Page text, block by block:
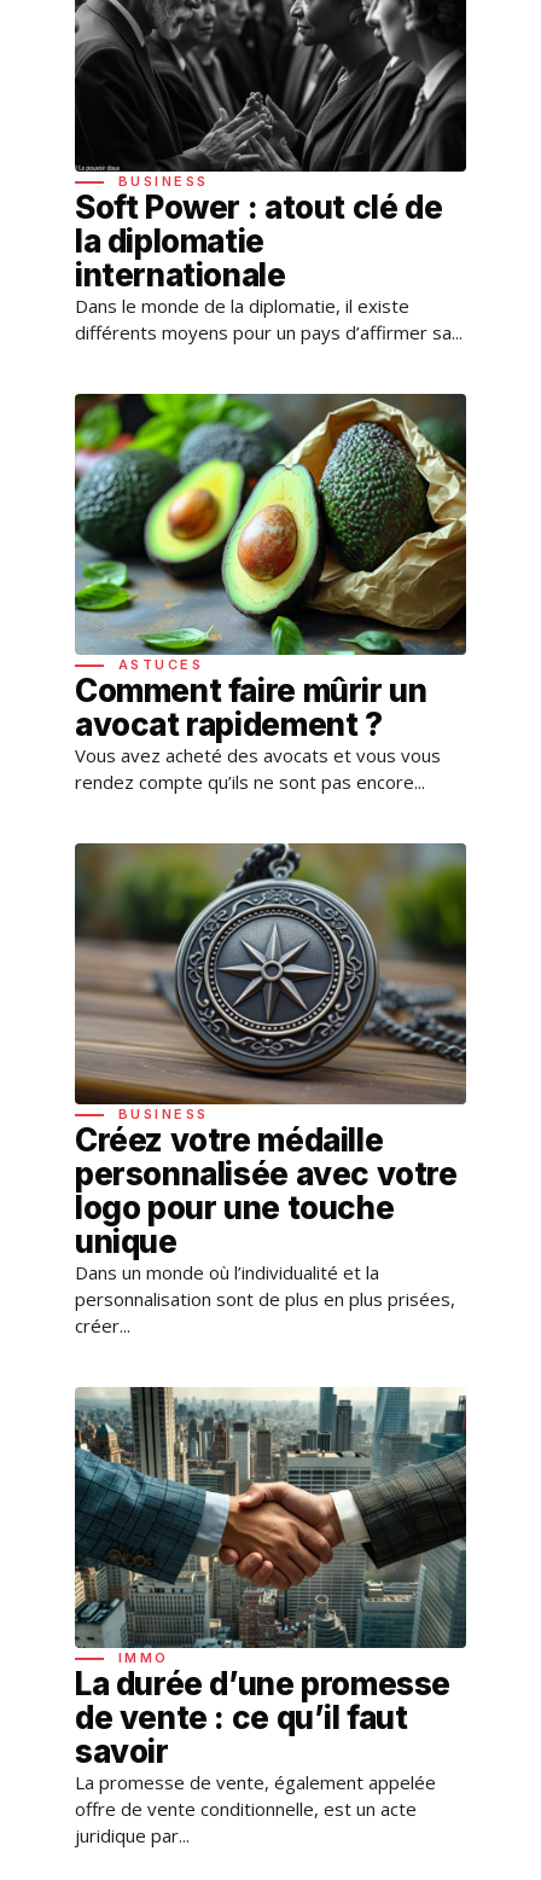
BUSINESS
Soft Power : atout clé de
la diplomatie
internationale
Dans le monde de la diplomatie, il existe
différents moyens pour un pays d’affirmer sa...
ASTUCES
Comment faire mûrir un
avocat rapidement ?
Vous avez acheté des avocats et vous vous
rendez compte qu’ils ne sont pas encore...
BUSINESS
Créez votre médaille
personnalisée avec votre
logo pour une touche
unique
Dans un monde où l’individualité et la
personnalisation sont de plus en plus prisées,
créer...
IMMO
La durée d’une promesse
de vente : ce qu’il faut
savoir
La promesse de vente, également appelée
offre de vente conditionnelle, est un acte
juridique par...